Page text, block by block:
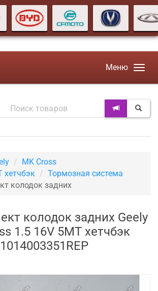
Меню
MK Cross
хетчбэк
Тормозная система
колодок задних
колодок задних Geely
1.5 16V 5MT хетчбэк
1014003351REP